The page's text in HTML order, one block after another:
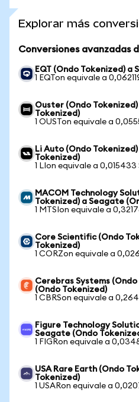
Explorar más
Conversiones avanzadas
EQT (Ondo Tokenized) a
1 EQTon equivale a
Ouster (Ondo
Tokenized)
1 OUSTon equivale a
Li Auto (Ondo
Tokenized)
1 LIon equivale a 0,015433
MACOM Technology
Tokenized) a Seagate
1 MTSIon equivale a
Core Scientific (Ondo
Tokenized)
1 CORZon equivale a
Cerebras Systems
(Ondo Tokenized)
1 CBRSon equivale a
Figure Technology
Seagate (Ondo
1 FIGRon equivale a
USA Rare Earth (Ondo
Tokenized)
1 USARon equivale a